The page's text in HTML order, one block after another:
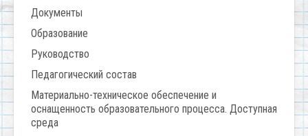
Документы
Образование
Руководство
Педагогический состав
Материально-техническое обеспечение и
оснащенность образовательного процесса. Доступная
среда